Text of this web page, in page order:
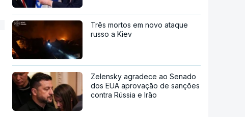
Três mortos em novo ataque
russo a Kiev
Zelensky agradece ao Senado
dos EUA aprovação de sanções
contra Rússia e Irão